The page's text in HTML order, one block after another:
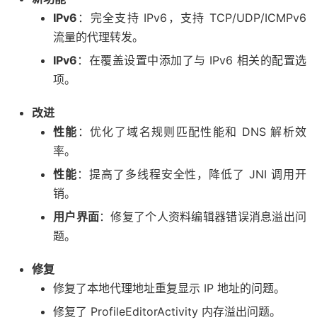
IPv6 ：完全支持 IPv6，支持 TCP/UDP/ICMPv6
流量的代理转发。
IPv6 ：在覆盖设置中添加了与 IPv6 相关的配置选
项。
改进
性能 ：优化了域名规则匹配性能和 DNS 解析效
率。
性能 ：提高了多线程安全性，降低了 JNI 调用开
销。
用户界面：修复了个人资料编辑器错误消息溢出问
题。
修复
修复了本地代理地址重复显示 IP 地址的问题。
修复了 ProfileEditorActivity 内存溢出问题。